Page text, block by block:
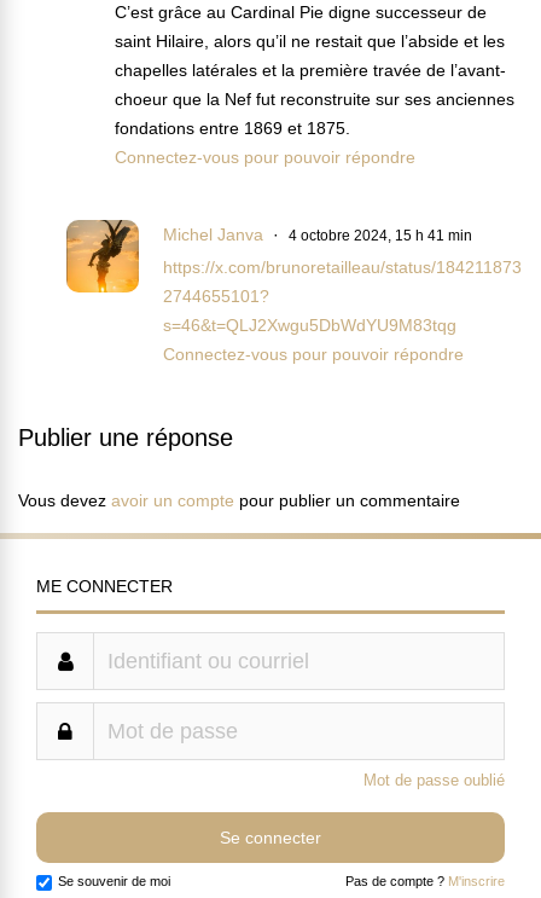
C’est grâce au Cardinal Pie digne successeur de
saint Hilaire, alors qu’il ne restait que l’abside et les
chapelles latérales et la première travée de l’avant-
choeur que la Nef fut reconstruite sur ses anciennes
fondations entre 1869 et 1875.
Connectez-vous pour pouvoir répondre
Michel Janva 4 octobre 2024, 15 h 41 min
https://x.com/brunoretailleau/status/184211873
2744655101?
s=46&t=QLJ2Xwgu5DbWdYU9M83tqg
Connectez-vous pour pouvoir répondre
Publier une réponse
Vous devez avoir un compte pour publier un commentaire
ME CONNECTER
Mot de passe oublié
Se souvenir de moi Pas de compte ? M'inscrire